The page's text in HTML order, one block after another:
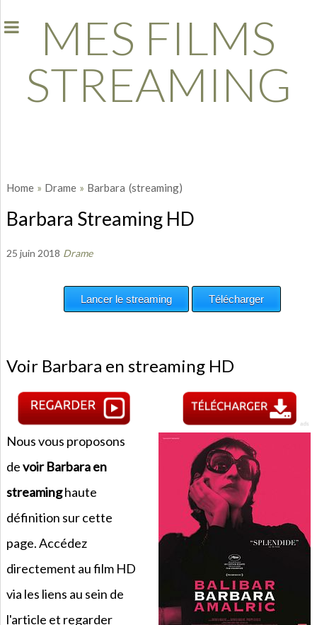
MES FILMS
STREAMING
Home » Drame » Barbara (streaming)
Barbara Streaming HD
25 juin 2018 Drame
Voir Barbara en streaming HD
Nous vous proposons
devoir Barbara en
streaminghaute
définition sur cette
page. Accédez
directement au film HD
via les liens au sein de
l'article et regarder